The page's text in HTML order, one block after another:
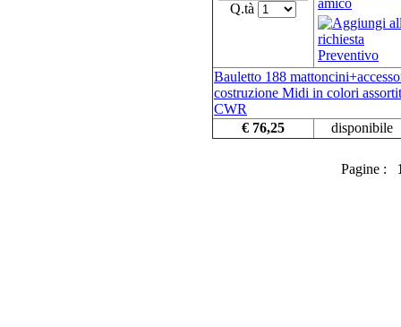
Q.tà
Bauletto 188
costruzione Midi in colori
CWR
€ 76,25
disponibile
Pagine :